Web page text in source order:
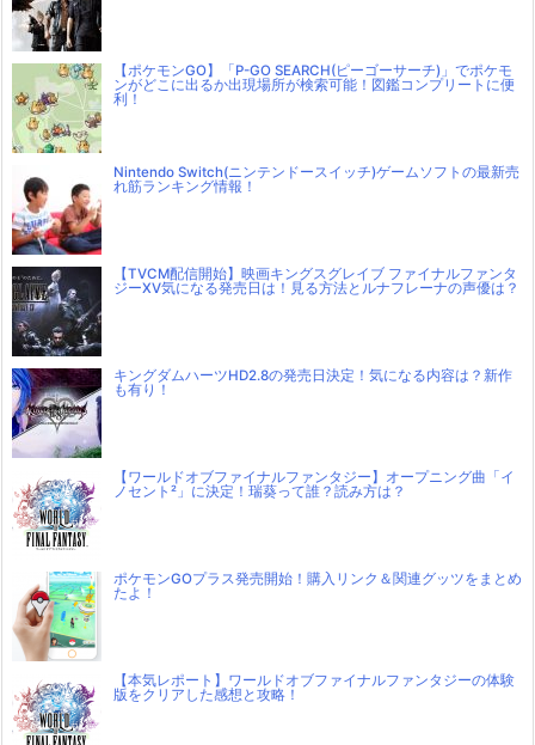
【ポケモンGO】「P-GO SEARCH(ピーゴーサーチ)」でポケモ
ンがどこに出るか出現場所が検索可能！図鑑コンプリートに便
利！
Nintendo Switch(ニンテンドースイッチ)ゲームソフトの最新売
れ筋ランキング情報！
【TVCM配信開始】映画キングスグレイブ ファイナルファンタ
ジーXV気になる発売日は！見る方法とルナフレーナの声優は？
キングダムハーツHD2.8の発売日決定！気になる内容は？新作
も有り！
【ワールドオブファイナルファンタジー】オープニング曲「イ
ノセント²」に決定！瑞葵って誰？読み方は？
ポケモンGOプラス発売開始！購入リンク＆関連グッツをまとめ
たよ！
【本気レポート】ワールドオブファイナルファンタジーの体験
版をクリアした感想と攻略！